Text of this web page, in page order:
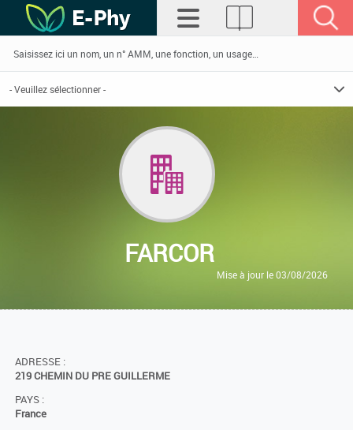
FARCOR
Mise à jour le 03/08/2026
ADRESSE :
219 CHEMIN DU PRE GUILLERME
PAYS :
France